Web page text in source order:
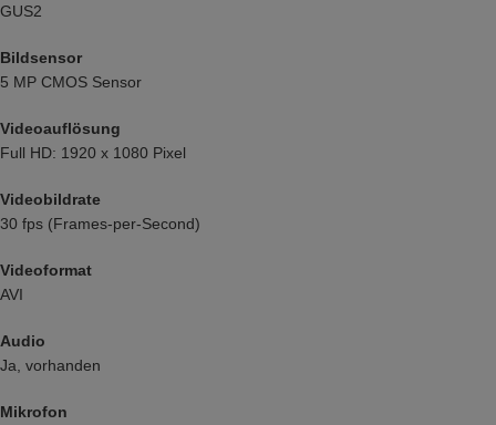
GUS2
Bildsensor
5 MP CMOS Sensor
Videoauflösung
Full HD: 1920 x 1080 Pixel
Videobildrate
30 fps (Frames-per-Second)
Videoformat
AVI
Audio
Ja, vorhanden
Mikrofon